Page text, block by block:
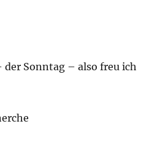
Sonntag – also freu ich